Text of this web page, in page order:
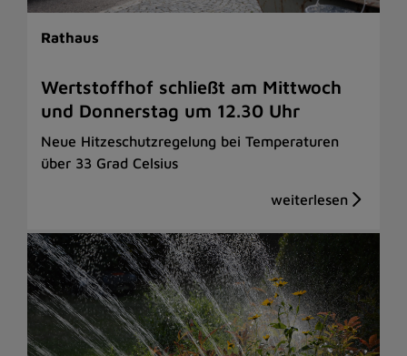
Rathaus
Wertstoffhof schließt am Mittwoch
und Donnerstag um 12.30 Uhr
Neue Hitzeschutzregelung bei Temperaturen
über 33 Grad Celsius